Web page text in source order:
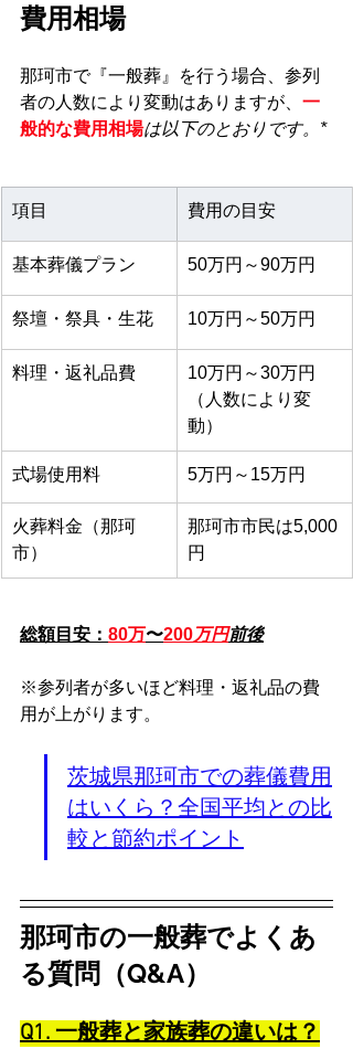
費用相場
那珂市で『一般葬』を行う場合、参列
者の人数により変動はありますが、 一
般的な費用相場は以下のとおりです。*
項目 費用の目安
基本葬儀プラン 50万円～90万円
祭壇・祭具・生花 10万円～50万円
料理・返礼品費
10万円～30万円
（人数により変
動）
式場使用料 5万円～15万円
火葬料金（那珂
市）
那珂市市民は5,000
円
総額目安： 80万〜200万円前後
※参列者が多いほど料理・返礼品の費
用が上がります。
茨城県那珂市での葬儀費用
はいくら？全国平均との比
較と節約ポイント
那珂市の一般葬でよくあ
る質問（Q&A）
Q1. 一般葬と家族葬の違いは？